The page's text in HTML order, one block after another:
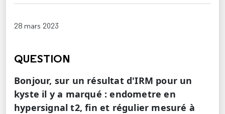
28 mars 2023
QUESTION
Bonjour, sur un résultat d'IRM pour un
kyste il y a marqué : endometre en
hypersignal t2, fin et régulier mesuré à